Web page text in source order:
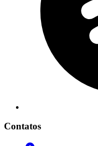
Contatos